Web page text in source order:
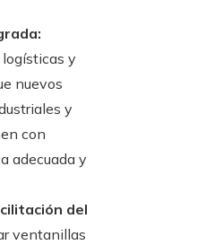
y
nuevos
y
con
adecuada y
del
ventanillas